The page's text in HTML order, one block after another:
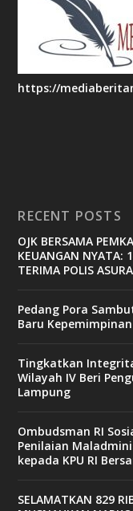
https://
RECENT POSTS
OJK BERSAMA
KEUANGAN NYATA:
TERIMA POLIS
Pedang Pora
Baru
Tingkatkan
Wilayah IV Beri
Lampung
Ombudsman RI
Penilaian
kepada KPU RI
SELAMATKAN 829